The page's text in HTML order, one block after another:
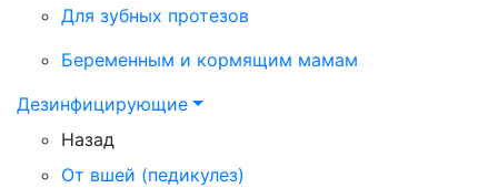
Для зубных протезов
Беременным и кормящим мамам
Дезинфицирующие
Назад
От вшей (педикулез)